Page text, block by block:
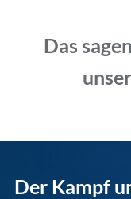
Das
Der Kampf